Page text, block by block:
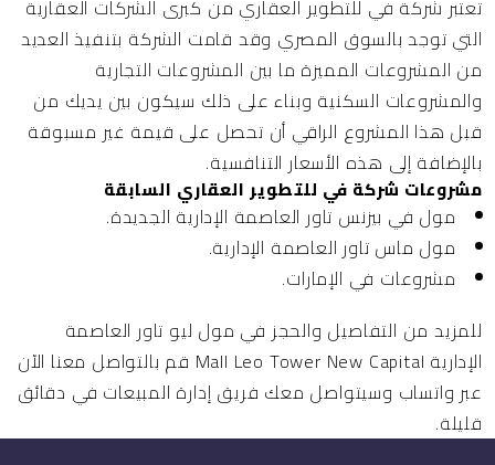
تعتبر شركة في للتطوير العقاري من كبرى الشركات العقارية
التي توجد بالسوق المصري وقد قامت الشركة بتنفيذ العديد
من المشروعات المميزة ما بين المشروعات التجارية
والمشروعات السكنية وبناء على ذلك سيكون بين يديك من
قبل هذا المشروع الراقي أن تحصل على قيمة غير مسبوقة
بالإضافة إلى هذه الأسعار التنافسية.
مشروعات شركة في للتطوير العقاري السابقة
مول في بيزنس تاور العاصمة الإدارية الجديدة.
مول ماس تاور العاصمة الإدارية.
مشروعات في الإمارات.
للمزيد من التفاصيل والحجز في مول ليو تاور العاصمة
الإدارية Mall Leo Tower New Capital قم بالتواصل معنا الآن
عبر واتساب وسيتواصل معك فريق إدارة المبيعات في دقائق
قليلة.